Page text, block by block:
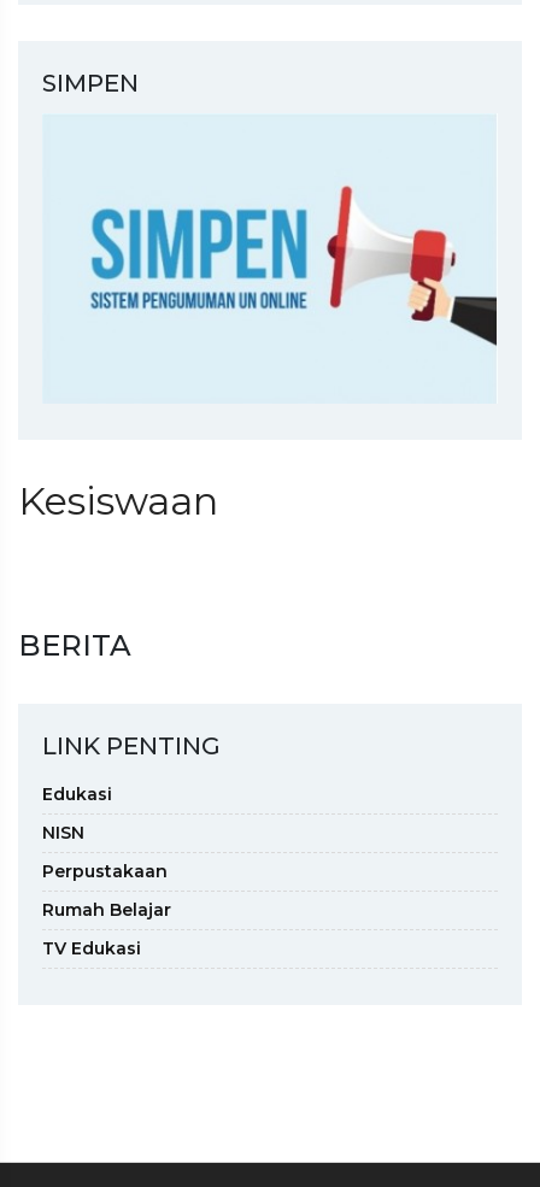
SIMPEN
Kesiswaan
BERITA
LINK PENTING
Edukasi
NISN
Perpustakaan
Rumah Belajar
TV Edukasi